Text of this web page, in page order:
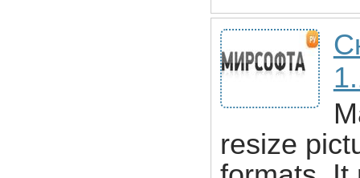
resize